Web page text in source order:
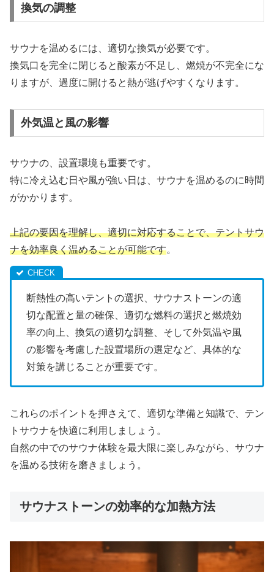
換気の調整
サウナを温めるには、適切な換気が必要です。
換気口を完全に閉じると酸素が不足し、燃焼が不完全にな
りますが、過度に開けると熱が逃げやすくなります。
外気温と風の影響
サウナの、設置環境も重要です。
特に冷え込む日や風が強い日は、サウナを温めるのに時間
がかかります。
上記の要因を理解し、適切に対応することで、テントサウ
ナを効率良く温めることが可能です。
断熱性の高いテントの選択、サウナストーンの適
切な配置と量の確保、適切な燃料の選択と燃焼効
率の向上、換気の適切な調整、そして外気温や風
の影響を考慮した設置場所の選定など、具体的な
対策を講じることが重要です。
これらのポイントを押さえて、適切な準備と知識で、テン
トサウナを快適に利用しましょう。
自然の中でのサウナ体験を最大限に楽しみながら、サウナ
を温める技術を磨きましょう。
サウナストーンの効率的な加熱方法